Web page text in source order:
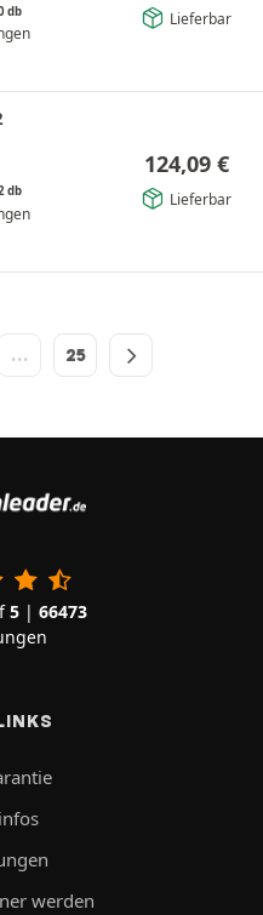
db Lieferbar
db
124,09 €
Lieferbar
… 25
5 | 66473
werden